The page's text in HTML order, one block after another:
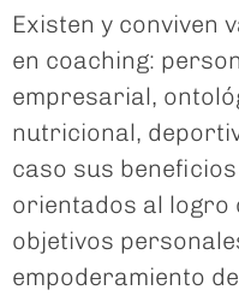
Existen y conviven
en coaching:
empresarial,
nutricional,
caso sus
orientados al logro
objetivos
empoderamiento